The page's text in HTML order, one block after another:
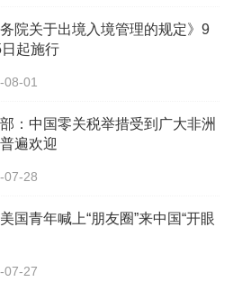
务院关于出境入境管理的规定》9
日起施行
08-01
：中国零关税举措受到广大非洲
遍欢迎
07-28
国青年喊上“朋友圈”来中国“开眼
07-27